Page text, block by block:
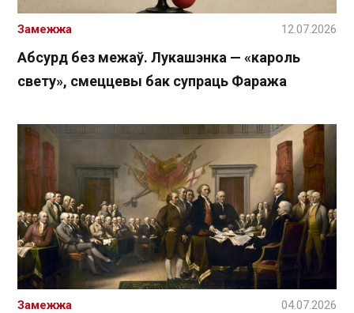
Абсурд без межаў. Лукашэнка — «кароль
свету», смеццевы бак супраць Фаража
Замежжа 12.07.2026
Замежжа 04.07.2026